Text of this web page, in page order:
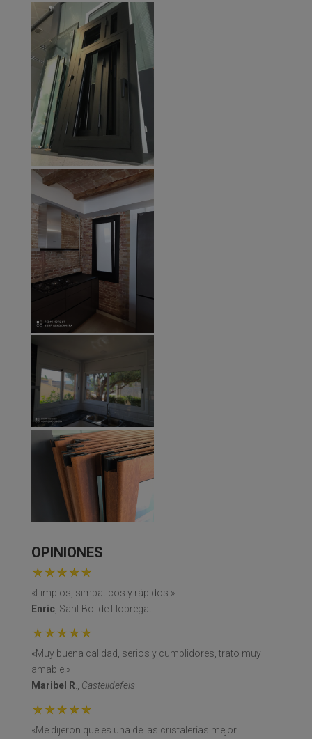
OPINIONES
«Limpios, simpaticos y rápidos.»
Enric, Sant Boi de Llobregat
«Muy buena calidad, serios y cumplidores, trato muy
amable.»
Maribel R
Castelldefels
«Me dijeron que es una de las cristalerías mejor